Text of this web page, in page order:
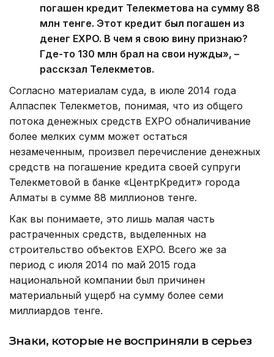
погашен кредит Телекметова на сумму 88
млн тенге. Этот кредит был погашен из
денег EXPO. В чем я свою вину признаю?
Где-то 130 млн брал на свои нужды», –
расскзал Телекметов.
Согласно материалам суда, в июле 2014 года
Алпаспек Телекметов, понимая, что из общего
потока денежных средств EXPO обналичивание
более мелких сумм может остаться
незамеченным, произвел перечисление денежных
средств на погашение кредита своей супруги
Телекметовой в банке «ЦентрКредит» города
Алматы в сумме 88 миллионов тенге.
Как вы понимаете, это лишь малая часть
растраченных средств, выделенных на
строительство объектов EXPO. Всего же за
период с июля 2014 по май 2015 года
национальной компании был причинен
материальный ущерб на сумму более семи
миллиардов тенге.
Знаки, которые не восприняли в серьез